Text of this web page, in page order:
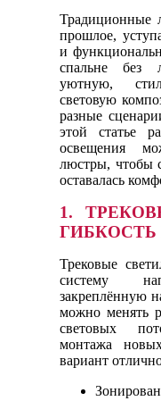
Традиционные
прошлое,
и
спальне без
уютную,
световую
разные
этой статье
освещения
люстры, чтобы
оставалась
1.
ГИБКОСТЬ
Трековые
систему
закреплённую
можно менять
световых
монтажа
вариант